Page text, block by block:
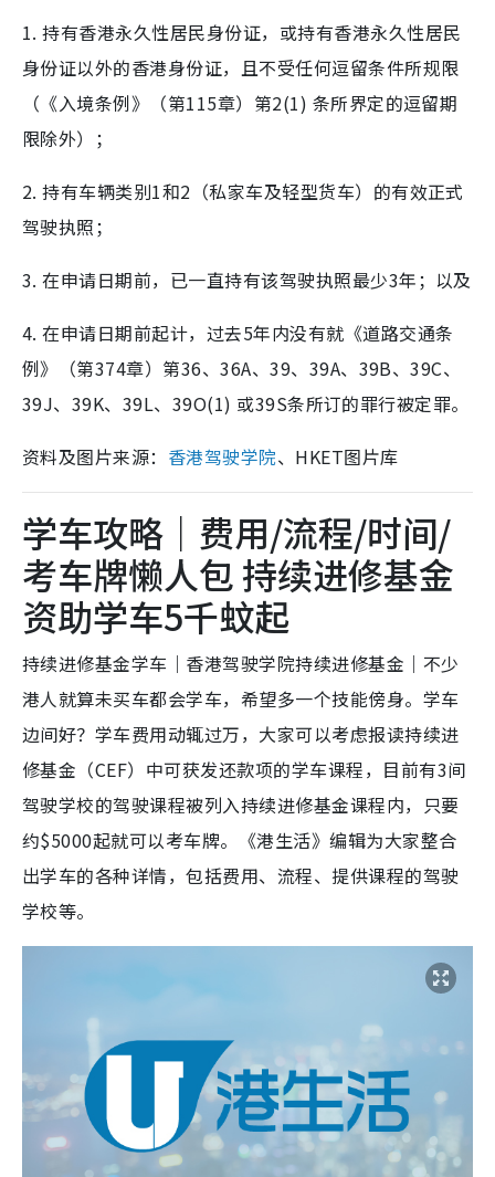
1. 持有香港永久性居民身份证，或持有香港永久性居民
身份证以外的香港身份证，且不受任何逗留条件所规限
（《入境条例》（第115章）第2(1) 条所界定的逗留期
限除外）；
2. 持有车辆类别1和2（私家车及轻型货车）的有效正式
驾驶执照；
3. 在申请日期前，已一直持有该驾驶执照最少3年；以及
4. 在申请日期前起计，过去5年内没有就《道路交通条
例》（第374章）第36、36A、39、39A、39B、39C、
39J、39K、39L、39O(1) 或39S条所订的罪行被定罪。
资料及图片来源： 香港驾驶学院、HKET图片库
学车攻略｜费用/流程/时间/
考车牌懒人包 持续进修基金
资助学车5千蚊起
持续进修基金学车｜香港驾驶学院持续进修基金｜不少
港人就算未买车都会学车，希望多一个技能傍身。学车
边间好？学车费用动辄过万，大家可以考虑报读持续进
修基金（CEF）中可获发还款项的学车课程，目前有3间
驾驶学校的驾驶课程被列入持续进修基金课程内，只要
约$5000起就可以考车牌。《港生活》编辑为大家整合
出学车的各种详情，包括费用、流程、提供课程的驾驶
学校等。